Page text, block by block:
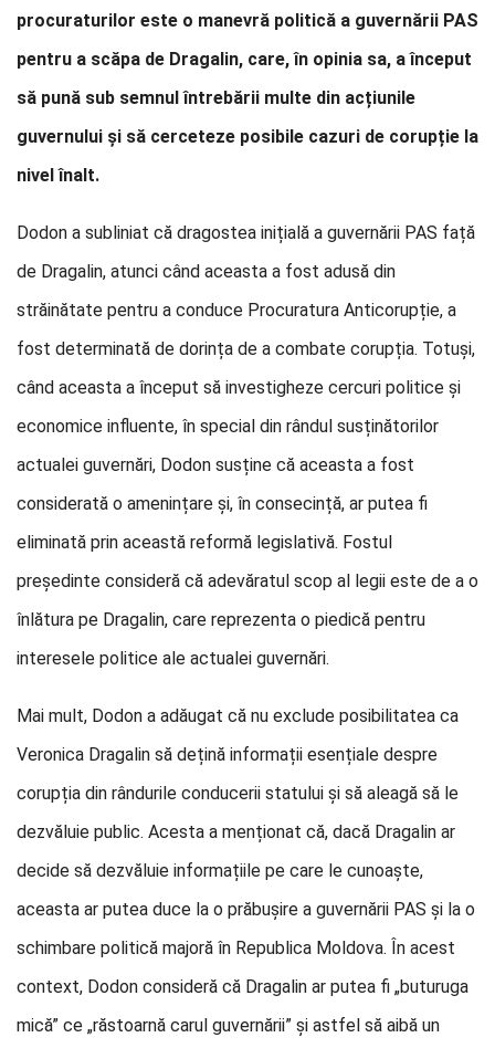
procuraturilor este o manevră politică a guvernării PAS
pentru a scăpa de Dragalin, care, în opinia sa, a început
să pună sub semnul întrebării multe din acțiunile
guvernului și să cerceteze posibile cazuri de corupție la
nivel înalt.
Dodon a subliniat că dragostea inițială a guvernării PAS față
de Dragalin, atunci când aceasta a fost adusă din
străinătate pentru a conduce Procuratura Anticorupție, a
fost determinată de dorința de a combate corupția. Totuși,
când aceasta a început să investigheze cercuri politice și
economice influente, în special din rândul susținătorilor
actualei guvernări, Dodon susține că aceasta a fost
considerată o amenințare și, în consecință, ar putea fi
eliminată prin această reformă legislativă. Fostul
președinte consideră că adevăratul scop al legii este de a o
înlătura pe Dragalin, care reprezenta o piedică pentru
interesele politice ale actualei guvernări.
Mai mult, Dodon a adăugat că nu exclude posibilitatea ca
Veronica Dragalin să dețină informații esențiale despre
corupția din rândurile conducerii statului și să aleagă să le
dezvăluie public. Acesta a menționat că, dacă Dragalin ar
decide să dezvăluie informațiile pe care le cunoaște,
aceasta ar putea duce la o prăbușire a guvernării PAS și la o
schimbare politică majoră în Republica Moldova. În acest
context, Dodon consideră că Dragalin ar putea fi „buturuga
mică” ce „răstoarnă carul guvernării” și astfel să aibă un